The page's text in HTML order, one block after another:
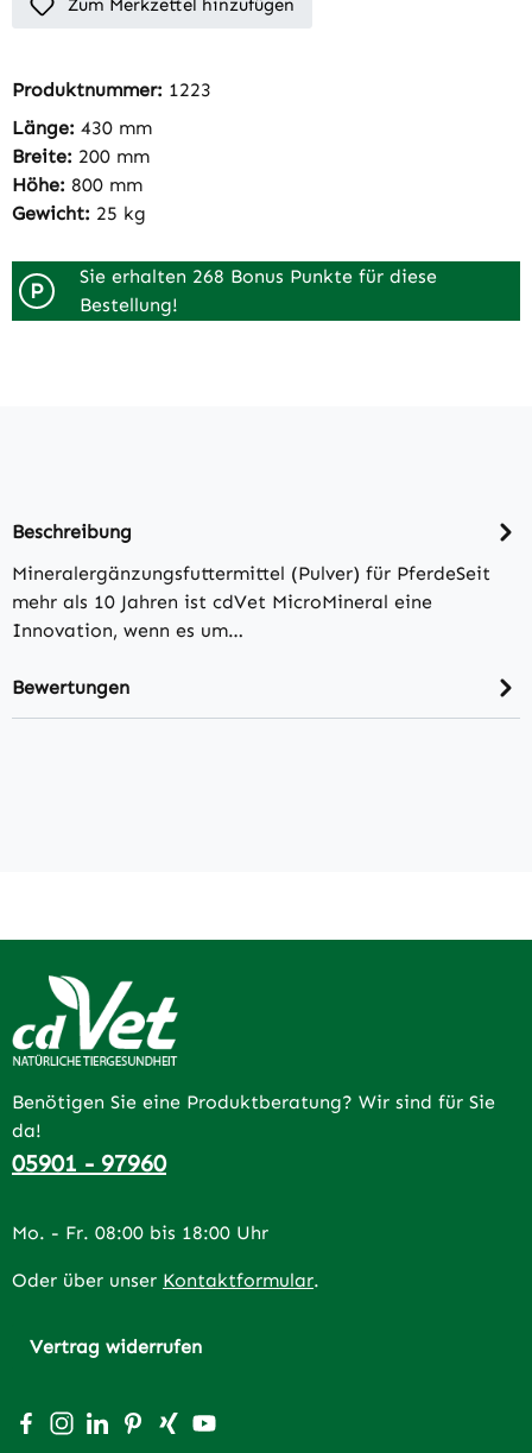
Zum Merkzettel hinzufügen
Produktnummer: 1223
Länge: 430 mm
Breite: 200 mm
Höhe: 800 mm
Gewicht: 25 kg
P
Sie erhalten 268 Bonus Punkte für diese
Bestellung!
Beschreibung
Mineralergänzungsfuttermittel (Pulver) für PferdeSeit
mehr als 10 Jahren ist cdVet MicroMineral eine
Innovation, wenn es um…
Bewertungen
Benötigen Sie eine Produktberatung? Wir sind für Sie
da!
05901 - 97960
Mo. - Fr. 08:00 bis 18:00 Uhr
Oder über unser Kontaktformular.
Vertrag widerrufen
Besuche uns auf Facebook – öffnet in neuem Tab
Schau auf Instagram vorbei – öffnet in neuem Tab
Vernetze dich mit uns auf LinkedIn – öffnet in
Lass dich auf Pinterest inspirieren – öffnet
Vernetze dich mit uns auf Xing – öffnet
Sieh dir unsere Videos auf YouTube